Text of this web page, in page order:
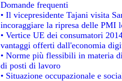
Domande frequenti
• Il vicepresidente Tajani visita
incoraggiare la ripresa delle PMI
• Vertice UE dei consumatori
vantaggi offerti dall'economia
• Norme più flessibili in materia
di posti di lavoro
• Situazione occupazionale e